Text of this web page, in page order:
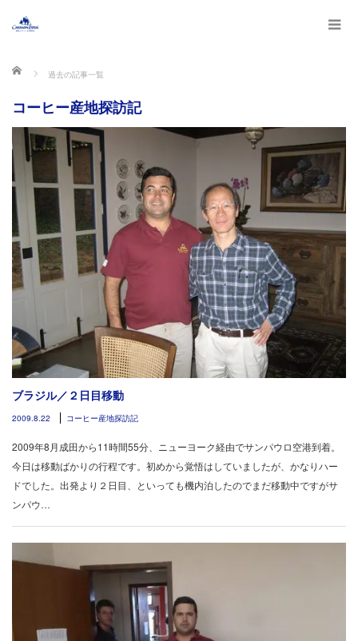
ホーム 過去の記事一覧
コーヒー産地探訪記
ブラジル／２日目移動
2009.8.22 コーヒー産地探訪記
2009年8月成田から11時間55分、ニューヨーク経由でサンパウロ空港到着。
今日は移動ばかりの行程です。初めから覚悟はしていましたが、かなりハー
ドでした。出発より２日目、といっても機内泊したのでまだ移動中ですがサ
ンパウ…